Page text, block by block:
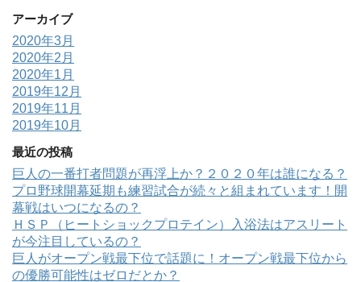
アーカイブ
2020年3月
2020年2月
2020年1月
2019年12月
2019年11月
2019年10月
最近の投稿
巨人の一番打者問題が再浮上か？２０２０年は誰になる？
プロ野球開幕延期も練習試合が続々と組まれています！開
幕戦はいつになるの？
ＨＳＰ（ヒートショックプロテイン）入浴法はアスリート
が今注目しているの？
巨人がオープン戦最下位で話題に！オープン戦最下位から
の優勝可能性はゼロだとか？